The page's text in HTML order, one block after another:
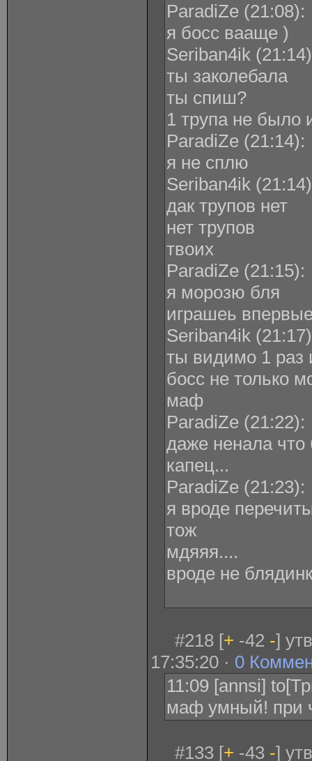
ParadiZe ‎(21:08):
я босс вааще )
Seriban4ik
ты заколебала
ты спиш?
1 трупа не было
ParadiZe ‎(21:14):
я не сплю
Seriban4ik
дак трупов нет
нет трупов
твоих
ParadiZe ‎(21:15):
я морозю бля
играшеь
Seriban4ik
ты видимо 1 раз
босс не только
маф
ParadiZe ‎(21:22):
даже ненала что
капец...
ParadiZe ‎(21:23):
я вроде
тож
мдяяя....
вроде не
#218 [+ -42 -]
17:35:20 · 0
11:09 [annsi]
маф умный! при
#133 [+ -43 -]